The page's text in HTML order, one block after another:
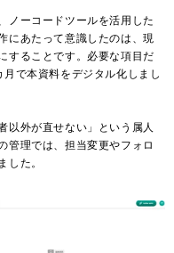
ノーコードツールを活用した
にあたって意識したのは、現
することです。必要な項目だ
で本資料をデジタル化しまし
以外が直せない」という属人
管理では、担当変更やフォロ
した。